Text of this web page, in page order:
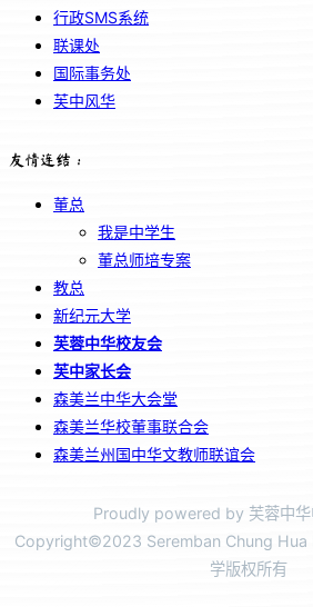
行政SMS系统
联课处
国际事务处
芙中风华
友情连结：
董总
我是中学生
董总师培专案
教总
新纪元大学
芙蓉中华校友会
芙中家长会
森美兰中华大会堂
森美兰华校董事联合会
森美兰州国中华文教师联谊会
Proudly powered by 芙蓉中华
Copyright©2023 Seremban Chung Hua
学版权所有